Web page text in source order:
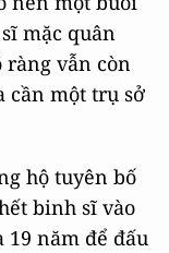
mặc quân
vẫn còn
cần một trụ sở
hộ tuyên bố
binh sĩ vào
19 năm để đấu